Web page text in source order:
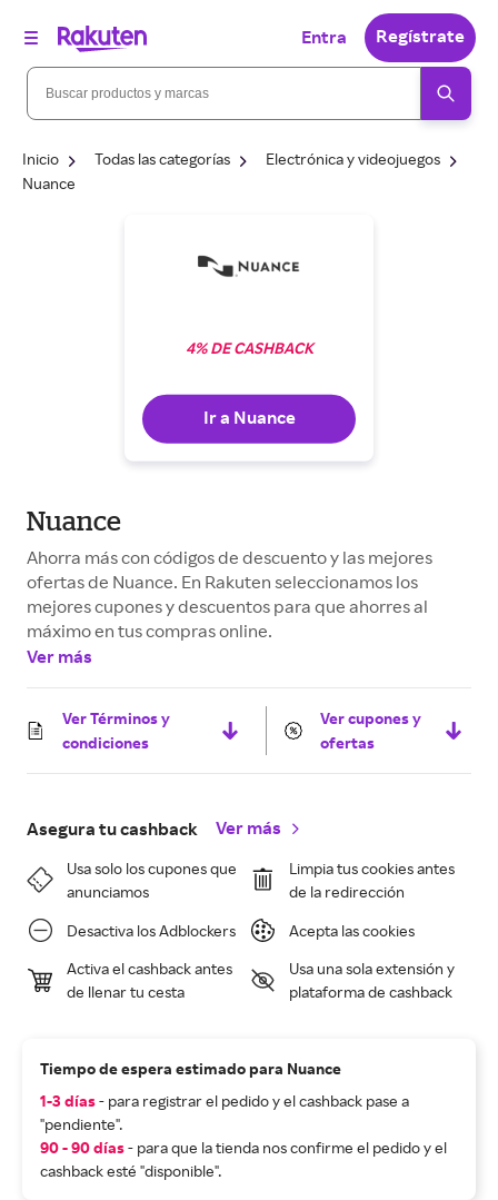
Entra Regístrate
Inicio Todas las categorías
Electrónica y videojuegos
Nuance
4% DE CASHBACK
Ir a Nuance
Nuance
Ahorra más con códigos de descuento y las mejores
ofertas de Nuance. En Rakuten seleccionamos los
mejores cupones y descuentos para que ahorres al
máximo en tus compras online.
Ver más
Ver Términos y
condiciones
Ver cupones y
ofertas
Asegura tu cashback Ver más
Usa solo los cupones que
anunciamos
Limpia tus cookies antes
de la redirección
Desactiva los Adblockers Acepta las cookies
Activa el cashback antes
de llenar tu cesta
Usa una sola extensión y
plataforma de cashback
Tiempo de espera estimado para Nuance
1-3 días- para registrar el pedido y el cashback pase a
"pendiente".
90 - 90 días- para que la tienda nos confirme el pedido y el
cashback esté "disponible".